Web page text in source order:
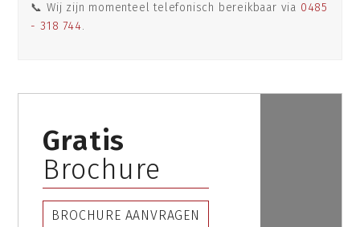
📞 Wij zijn momenteel telefonisch bereikbaar via 0485
- 318 744.
Gratis
Brochure
BROCHURE AANVRAGEN